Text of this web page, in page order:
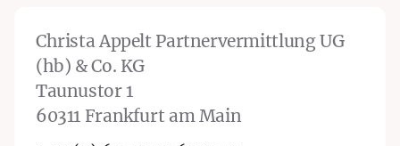
Christa Appelt Partnervermittlung UG
(hb) & Co. KG
Taunustor 1
60311 Frankfurt am Main